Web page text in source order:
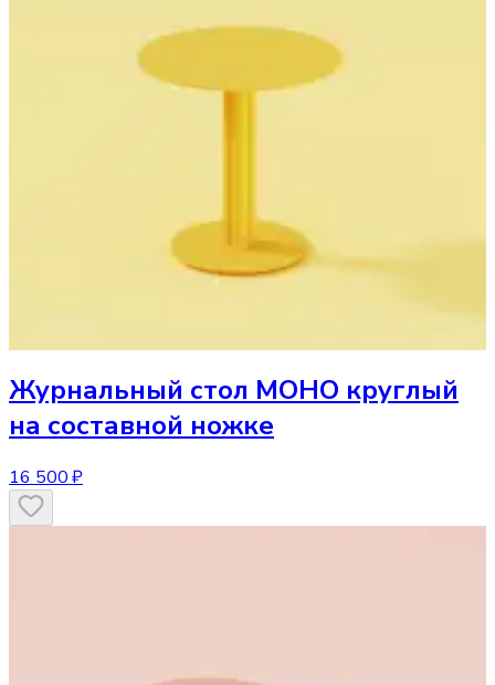
Журнальный стол МОНО круглый
на составной ножке
16 500 ₽